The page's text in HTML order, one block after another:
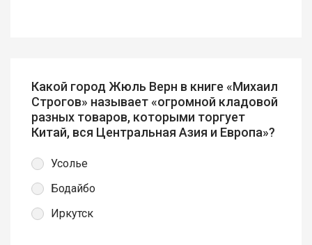
Какой город Жюль Верн в книге «Михаил
Строгов» называет «огромной кладовой
разных товаров, которыми торгует
Китай, вся Центральная Азия и Европа»?
Усолье
Бодайбо
Иркутск